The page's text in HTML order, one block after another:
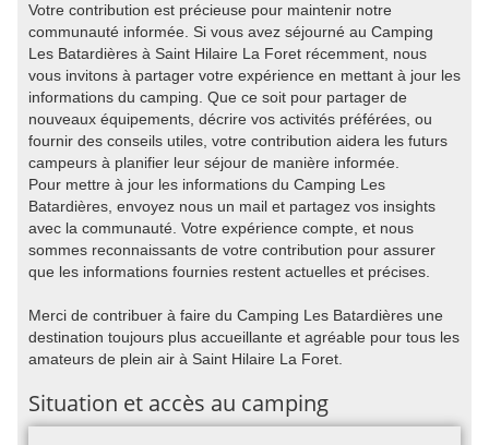
Votre contribution est précieuse pour maintenir notre
communauté informée. Si vous avez séjourné au Camping
Les Batardières à Saint Hilaire La Foret récemment, nous
vous invitons à partager votre expérience en mettant à jour les
informations du camping. Que ce soit pour partager de
nouveaux équipements, décrire vos activités préférées, ou
fournir des conseils utiles, votre contribution aidera les futurs
campeurs à planifier leur séjour de manière informée.
Pour mettre à jour les informations du Camping Les
Batardières, envoyez nous un mail et partagez vos insights
avec la communauté. Votre expérience compte, et nous
sommes reconnaissants de votre contribution pour assurer
que les informations fournies restent actuelles et précises.
Merci de contribuer à faire du Camping Les Batardières une
destination toujours plus accueillante et agréable pour tous les
amateurs de plein air à Saint Hilaire La Foret.
Situation et accès au camping